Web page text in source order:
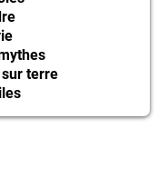
terre